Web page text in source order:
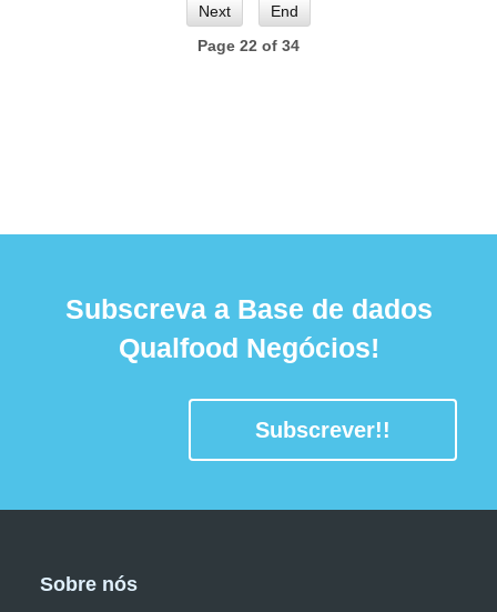
Next
End
Page 22 of 34
Subscreva a Base de dados
Qualfood Negócios!
Subscrever!!
Sobre nós